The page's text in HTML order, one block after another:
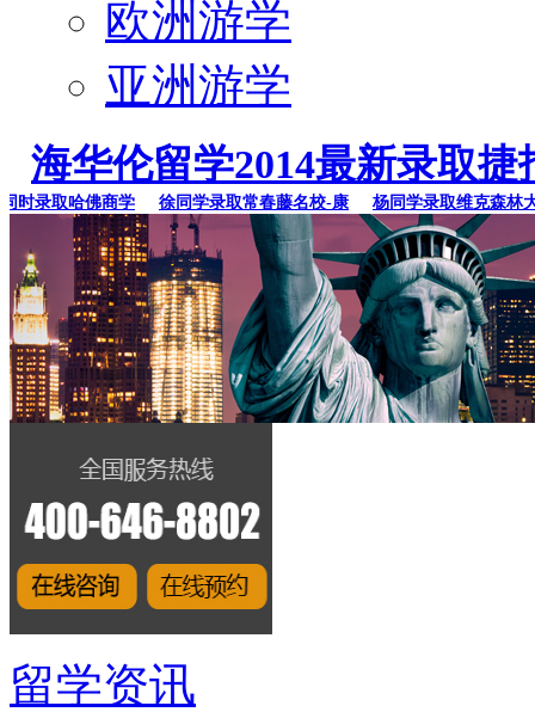
欧洲游学
亚洲游学
海华伦留学2014最新录取捷
取哈佛商学 徐同学录取常春藤名校-康 杨同学录取维克森林大学
留学资讯